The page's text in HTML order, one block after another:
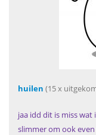
huilen (15 x
jaa idd dit is miss
slimmer om ook